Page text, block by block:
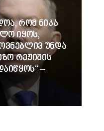
რომ ნიკა
იყოს,
უნდა
რეჟიმის
–